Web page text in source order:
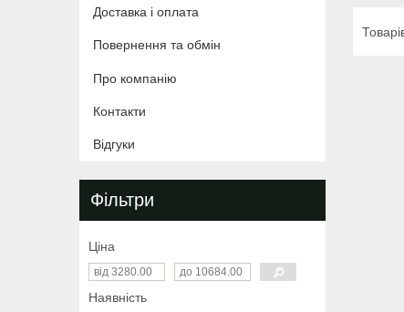
Доставка і оплата
Повернення та обмін
Про компанію
Контакти
Відгуки
Фільтри
Ціна
Наявність